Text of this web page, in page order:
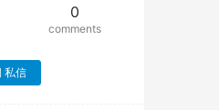
0
comments
私信